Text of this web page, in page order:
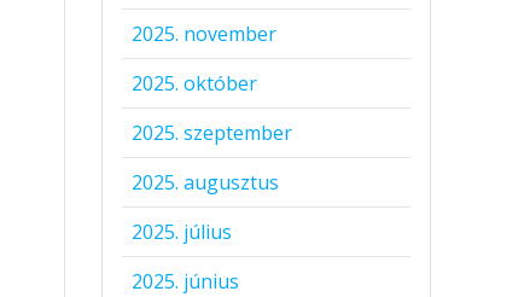
2025. november
2025. október
2025. szeptember
2025. augusztus
2025. július
2025. június